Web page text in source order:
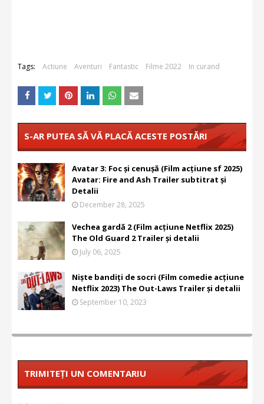
Tags: Actiune Aventuri Fantastic Filme 2022 In curand
S-AR PUTEA SĂ VĂ PLACĂ ACESTE POSTĂRI
Avatar 3: Foc și cenușă (Film acțiune sf 2025)
Avatar: Fire and Ash Trailer subtitrat și
Detalii
December 28, 2025
Vechea gardă 2 (Film acțiune Netflix 2025)
The Old Guard 2 Trailer și detalii
July 06, 2025
Niște bandiți de socri (Film comedie acțiune
Netflix 2023) The Out-Laws Trailer și detalii
September 10, 2023
TRIMITEȚI UN COMENTARIU